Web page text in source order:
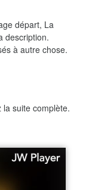
départ, La
description.
à autre chose.
suite complète.